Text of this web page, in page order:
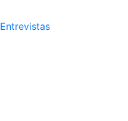
Entrevistas